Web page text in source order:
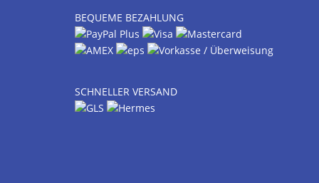
BEQUEME BEZAHLUNG
SCHNELLER VERSAND